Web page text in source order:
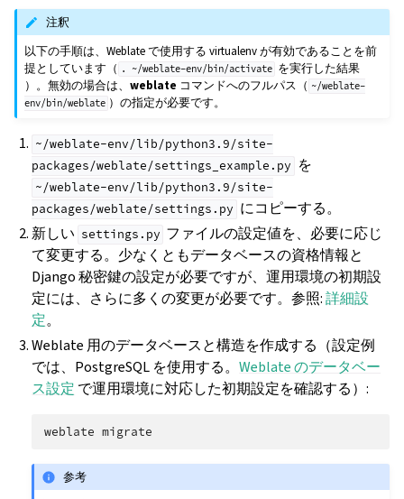
注釈
以下の手順は、Weblate で使用する virtualenv が有効であることを前
提としています（ . ~/weblate-env/bin/activate を実行した結果
）。無効の場合は、weblate コマンドへのフルパス（ ~/weblate-
env/bin/weblate ）の指定が必要です。
~/weblate-env/lib/python3.9/site-
packages/weblate/settings_example.py を
~/weblate-env/lib/python3.9/site-
packages/weblate/settings.py にコピーする。
新しい settings.py ファイルの設定値を、必要に応じ
て変更する。少なくともデータベースの資格情報と
Django 秘密鍵の設定が必要ですが、運用環境の初期設
定には、さらに多くの変更が必要です。参照:詳細設
定。
Weblate 用のデータベースと構造を作成する（設定例
では、PostgreSQL を使用する。Weblate のデータベー
ス設定 で運用環境に対応した初期設定を確認する）:
weblate
参考